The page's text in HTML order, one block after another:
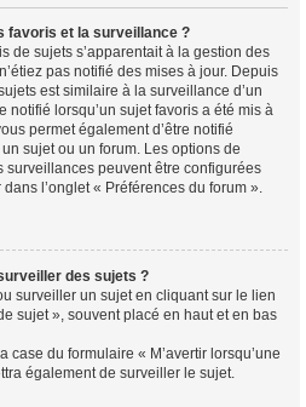
favoris et la surveillance ?
de sujets s’apparentait à la gestion des
pas notifié des mises à jour. Depuis
est similaire à la surveillance d’un
notifié lorsqu’un sujet favoris a été mis à
permet également d’être notifié
sujet ou un forum. Les options de
surveillances peuvent être configurées
l’onglet « Préférences du forum ».
des sujets ?
surveiller un sujet en cliquant sur le lien
sujet », souvent placé en haut et en bas
case du formulaire « M’avertir lorsqu’une
également de surveiller le sujet.